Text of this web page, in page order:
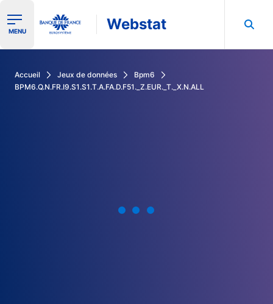
Ouvrir le menu de navigation
MENU Webstat
Accueil Jeux de données
Bpm6
BPM6.Q.N.FR.I9.S1.S1.T.A.FA.D.F51._Z.EUR._T._X.N.ALL